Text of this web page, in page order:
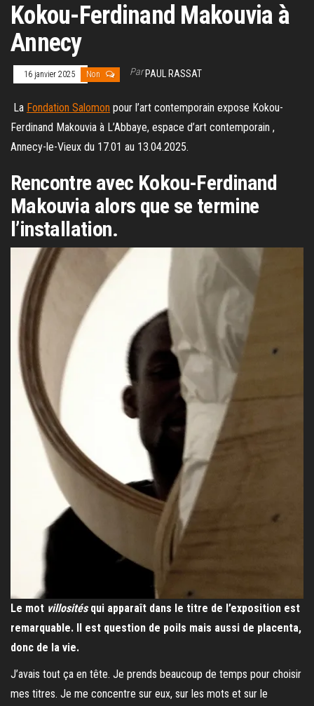
Kokou-Ferdinand Makouvia à
Annecy
16 janvier 2025 Non ParPAUL RASSAT
La Fondation Salomon pour l’art contemporain expose Kokou-
Ferdinand Makouvia à L’Abbaye, espace d’art contemporain ,
Annecy-le-Vieux du 17.01 au 13.04.2025.
Rencontre avec Kokou-Ferdinand
Makouvia alors que se termine
l’installation.
Le mot villositésqui apparaît dans le titre de l’exposition est
remarquable. Il est question de poils mais aussi de placenta,
donc de la vie.
J’avais tout ça en tête. Je prends beaucoup de temps pour choisir
mes titres. Je me concentre sur eux, sur les mots et sur le